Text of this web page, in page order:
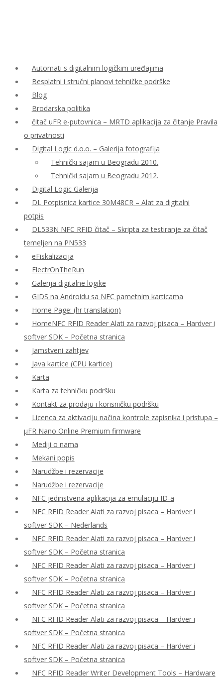
Automati s digitalnim logičkim uređajima
Besplatni i stručni planovi tehničke podrške
Blog
Brodarska politika
čitač uFR e-putovnica – MRTD aplikacija za čitanje Pravila
o privatnosti
Digital Logic d.o.o. – Galerija fotografija
Tehnički sajam u Beogradu 2010.
Tehnički sajam u Beogradu 2012.
Digital Logic Galerija
DL Potpisnica kartice 30M48CR – Alat za digitalni
potpis
DL533N NFC RFID čitač – Skripta za testiranje za čitač
temeljen na PN533
eFiskalizacija
ElectrOnTheRun
Galerija digitalne logike
GIDS na Androidu sa NFC pametnim karticama
Home Page: (hr translation)
HomeNFC RFID Reader Alati za razvoj pisaca – Hardver i
softver SDK – Početna stranica
Jamstveni zahtjev
Java kartice (CPU kartice)
Karta
Karta za tehničku podršku
Kontakt za prodaju i korisničku podršku
Licenca za aktivaciju načina kontrole zapisnika i pristupa –
μFR Nano Online Premium firmware
Mediji o nama
Mekani popis
Narudžbe i rezervacije
Narudžbe i rezervacije
NFC jedinstvena aplikacija za emulaciju ID-a
NFC RFID Reader Alati za razvoj pisaca – Hardver i
softver SDK – Nederlands
NFC RFID Reader Alati za razvoj pisaca – Hardver i
softver SDK – Početna stranica
NFC RFID Reader Alati za razvoj pisaca – Hardver i
softver SDK – Početna stranica
NFC RFID Reader Alati za razvoj pisaca – Hardver i
softver SDK – Početna stranica
NFC RFID Reader Alati za razvoj pisaca – Hardver i
softver SDK – Početna stranica
NFC RFID Reader Alati za razvoj pisaca – Hardver i
softver SDK – Početna stranica
NFC RFID Reader Writer Development Tools – Hardware